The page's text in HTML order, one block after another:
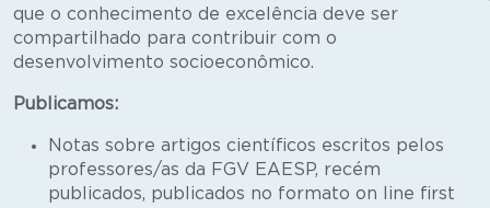
que o conhecimento de excelência deve ser
compartilhado para contribuir com o
desenvolvimento socioeconômico.
Publicamos:
Notas sobre artigos científicos escritos pelos
professores/as da FGV EAESP, recém
publicados, publicados no formato on line first